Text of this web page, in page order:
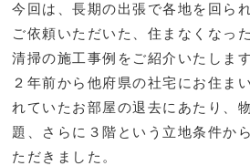
今回は、長期の出張で各地を回ら
ご依頼いただいた、住まなくなっ
清掃の施工事例をご紹介いたします
２年前から他府県の社宅にお住ま
れていたお部屋の退去にあたり、
題、さらに３階という立地条件か
ただきました。